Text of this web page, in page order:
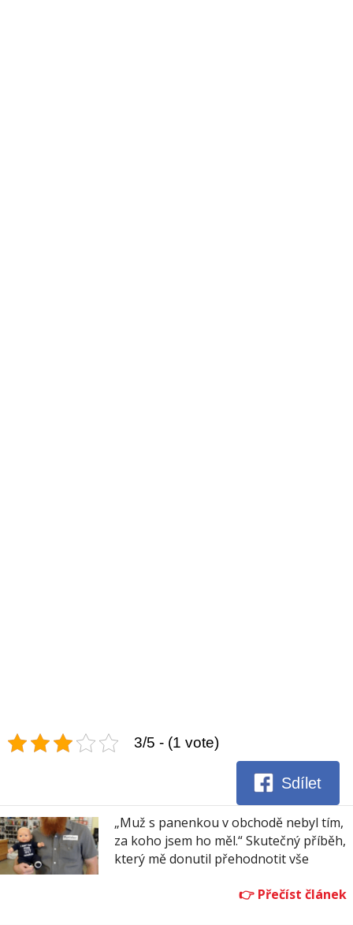
3/5 - (1 vote)
Sdílet
„Muž s panenkou v obchodě nebyl tím,
za koho jsem ho měl.“ Skutečný příběh,
který mě donutil přehodnotit vše